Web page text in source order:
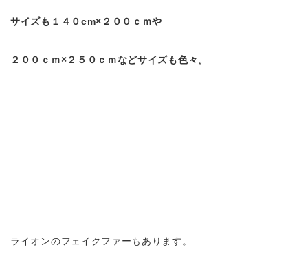
サイズも１４０cm×２００ｃｍや
２００ｃｍ×２５０ｃｍなどサイズも色々。
ライオンのフェイクファーもあります。